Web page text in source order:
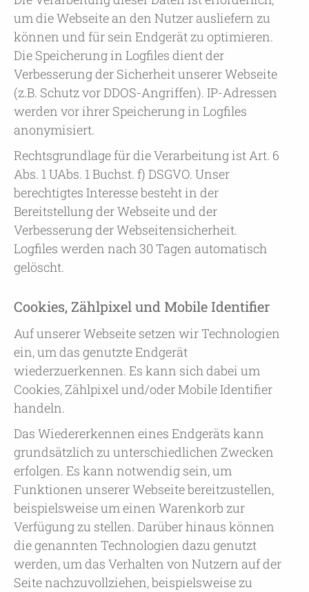
um die Webseite an den Nutzer ausliefern zu
können und für sein Endgerät zu optimieren.
Die Speicherung in Logfiles dient der
Verbesserung der Sicherheit unserer Webseite
(z.B. Schutz vor DDOS-Angriffen). IP-Adressen
werden vor ihrer Speicherung in Logfiles
anonymisiert.
Rechtsgrundlage für die Verarbeitung ist Art. 6
Abs. 1 UAbs. 1 Buchst. f) DSGVO. Unser
berechtigtes Interesse besteht in der
Bereitstellung der Webseite und der
Verbesserung der Webseitensicherheit.
Logfiles werden nach 30 Tagen automatisch
gelöscht.
Cookies, Zählpixel und Mobile Identifier
Auf unserer Webseite setzen wir Technologien
ein, um das genutzte Endgerät
wiederzuerkennen. Es kann sich dabei um
Cookies, Zählpixel und/oder Mobile Identifier
handeln.
Das Wiedererkennen eines Endgeräts kann
grundsätzlich zu unterschiedlichen Zwecken
erfolgen. Es kann notwendig sein, um
Funktionen unserer Webseite bereitzustellen,
beispielsweise um einen Warenkorb zur
Verfügung zu stellen. Darüber hinaus können
die genannten Technologien dazu genutzt
werden, um das Verhalten von Nutzern auf der
Seite nachzuvollziehen, beispielsweise zu